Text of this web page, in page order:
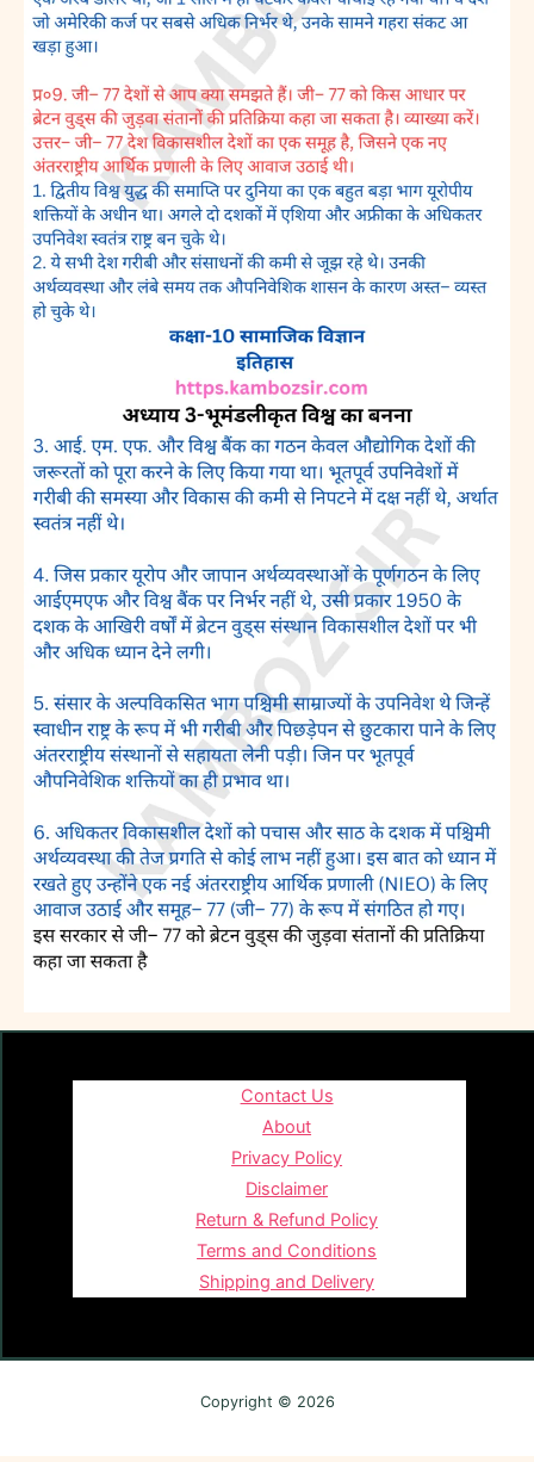
Contact Us
About
Privacy Policy
Disclaimer
Return & Refund Policy
Terms and Conditions
Shipping and Delivery
Copyright © 2026